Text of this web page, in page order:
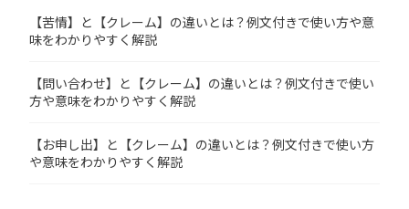
【苦情】と【クレーム】の違いとは？例文付きで使い方や意
味をわかりやすく解説
【問い合わせ】と【クレーム】の違いとは？例文付きで使い
方や意味をわかりやすく解説
【お申し出】と【クレーム】の違いとは？例文付きで使い方
や意味をわかりやすく解説